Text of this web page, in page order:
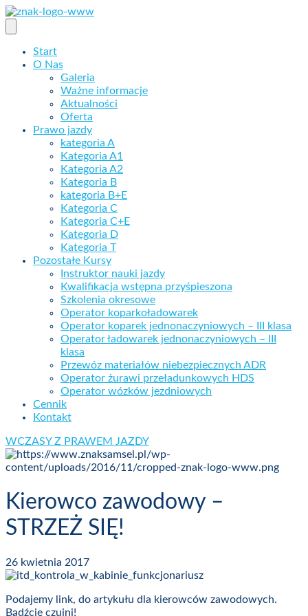
Skip
to
content
Start
O Nas
Galeria
Ważne informacje
Aktualności
Oferta
Prawo jazdy
kategoria A
Kategoria A1
Kategoria A2
Kategoria B
kategoria B+E
Kategoria C
Kategoria C+E
Kategoria D
Kategoria T
Pozostałe Kursy
Instruktor nauki jazdy
Kwalifikacja wstępna przyśpieszona
Szkolenia okresowe
Operator koparkoładowarek
Operator koparek jednonaczyniowych – III klasa
Operator ładowarek jednonaczyniowych – III
klasa
Przewóz materiałów niebezpiecznych ADR
Operator żurawi przeładunkowych HDS
Operator wózków jezdniowych
Cennik
Kontakt
WCZASY Z PRAWEM JAZDY
Kierowco zawodowy –
STRZEŻ SIĘ!
26 kwietnia 2017
Podajemy link, do artykułu dla kierowców zawodowych.
Bądźcie czujni!